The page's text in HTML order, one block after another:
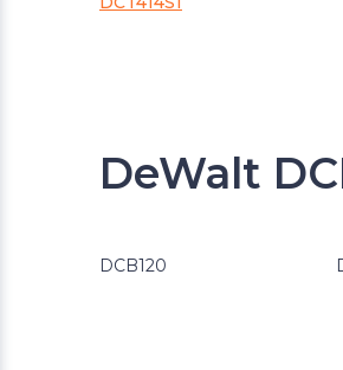
DeWalt
DCB120